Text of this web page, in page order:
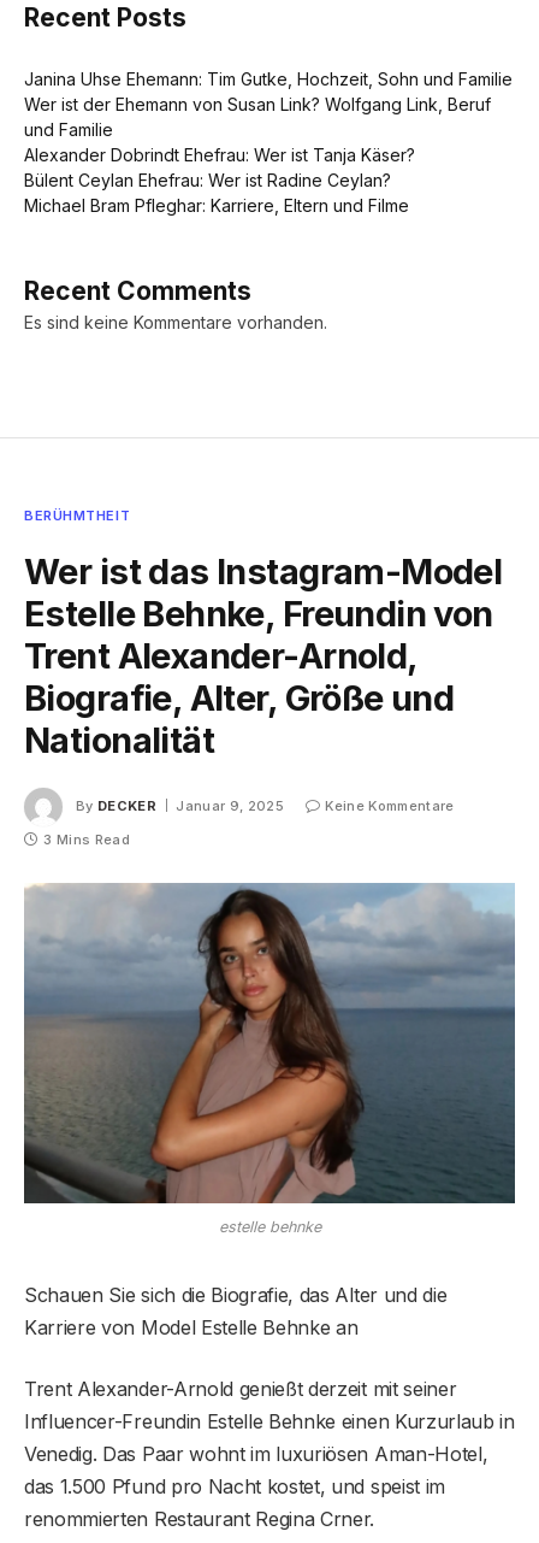
Recent Posts
Janina Uhse Ehemann: Tim Gutke, Hochzeit, Sohn und Familie
Wer ist der Ehemann von Susan Link? Wolfgang Link, Beruf
und Familie
Alexander Dobrindt Ehefrau: Wer ist Tanja Käser?
Bülent Ceylan Ehefrau: Wer ist Radine Ceylan?
Michael Bram Pfleghar: Karriere, Eltern und Filme
Recent Comments
Es sind keine Kommentare vorhanden.
BERÜHMTHEIT
Wer ist das Instagram-Model
Estelle Behnke, Freundin von
Trent Alexander-Arnold,
Biografie, Alter, Größe und
Nationalität
By DECKER Januar 9, 2025
Keine Kommentare
3 Mins Read
estelle behnke
Schauen Sie sich die Biografie, das Alter und die
Karriere von Model Estelle Behnke an
Trent Alexander-Arnold genießt derzeit mit seiner
Influencer-Freundin Estelle Behnke einen Kurzurlaub in
Venedig. Das Paar wohnt im luxuriösen Aman-Hotel,
das 1.500 Pfund pro Nacht kostet, und speist im
renommierten Restaurant Regina Crner.